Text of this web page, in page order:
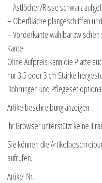
– Astlöcher/Risse schwarz
– Oberflläche plangeschliffen
– Vorderkante wählbar
Kante
Ohne Aufpreis kann die Platte
nur 3,5 oder 3 cm Stärke
Bohrungen und Pflegeset
Artikelbeschreibung anzeigen
Ihr Browser unterstützt keine
Sie können die
aufrufen.
Artikel Nr.: